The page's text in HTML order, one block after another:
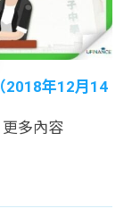
2018年12月14
多內容